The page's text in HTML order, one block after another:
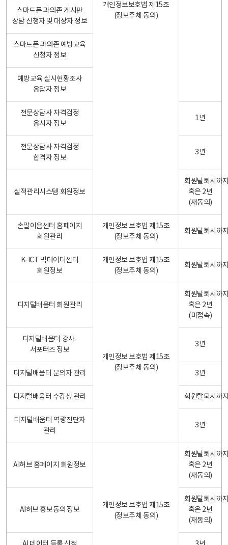
개인정보보호법 제15조
(정보주체 동의)
스마트폰 과의존 게시판
상담 신청자 및 대상자 정보
스마트폰 과의존 예방교육
신청자 정보
예방교육 실시현황조사
응답자 정보
전문상담사 자격검정
응시자 정보
1년
전문상담사 자격검정
합격자 정보
3년
실적관리시스템 회원정보
회원탈퇴시까
혹은 2년
(재동의)
손말이음센터 홈페이지
회원관리
개인정보 보호법 제15조
(정보주체 동의)
회원탈퇴시까
K-ICT 빅데이터센터
회원정보
개인정보 보호법 제15조
(정보주체 동의)
회원탈퇴시까
디지털배움터 회원관리
개인정보 보호법 제15조
(정보주체 동의)
회원탈퇴시까
혹은 2년
(미접속)
디지털배움터 강사·
서포터즈 정보
3년
디지털배움터 문의자 관리 3년
디지털배움터 수강생 관리 회원탈퇴시까
디지털배움터 역량진단자
관리
3년
AI허브 홈페이지 회원정보
개인정보 보호법 제15조
(정보주체 동의)
회원탈퇴시까
혹은 2년
(재동의)
AI허브 홍보동의 정보
회원탈퇴시까
혹은 2년
(재동의)